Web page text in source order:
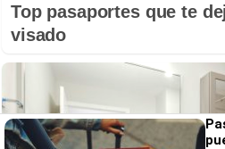
Top pasaportes que te
visado